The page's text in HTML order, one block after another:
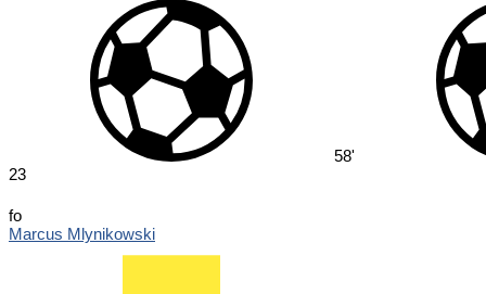
58'
23
fo
Marcus Mlynikowski